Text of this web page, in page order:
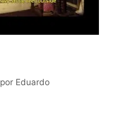
por Eduardo